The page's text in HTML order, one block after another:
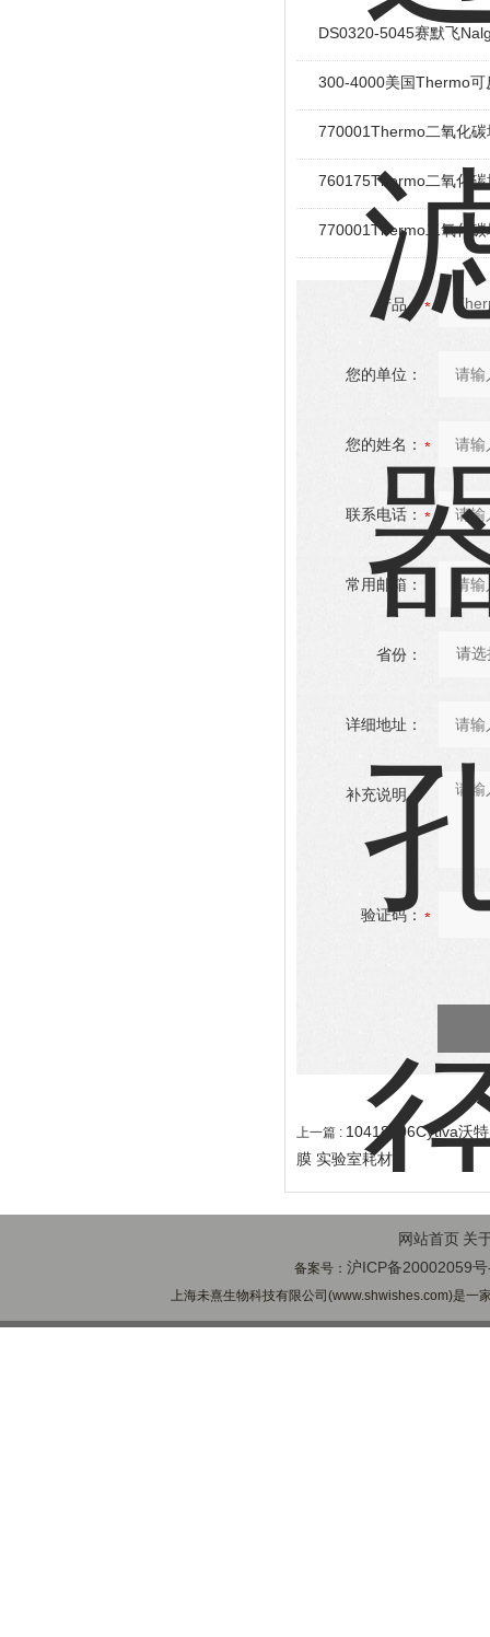
DS0320-5045赛默飞
300-4000美国Thermo可
770001Thermo二氧化碳
760175Thermo二氧化
770001Thermo二氧化
产品：
您的单位：
您的姓名：
联系电话：
常用邮箱：
省份：
详细地址：
补充说明：
验证码：
上一篇 : 10418806Cytiva沃
膜 实验室耗材
网站首页 关
备案号：沪ICP备20002059
上海未熹生物科技有限公司(www.shwishes.com)是一